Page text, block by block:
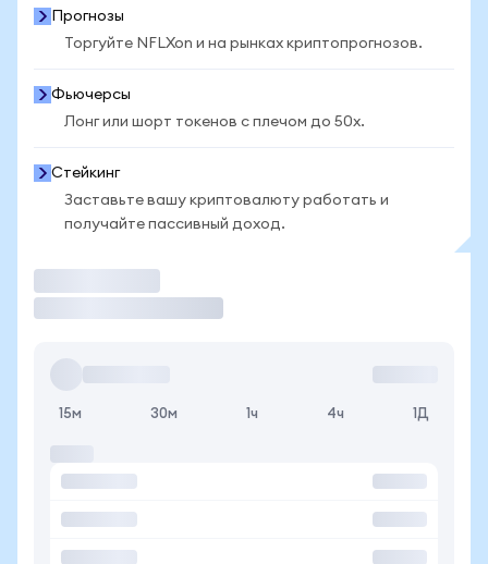
Прогнозы
Торгуйте NFLXon и на рынках криптопрогнозов.
Фьючерсы
Лонг или шорт токенов с плечом до 50x.
Стейкинг
Заставьте вашу криптовалюту работать и
получайте пассивный доход.
15м 30м 1ч 4ч 1Д